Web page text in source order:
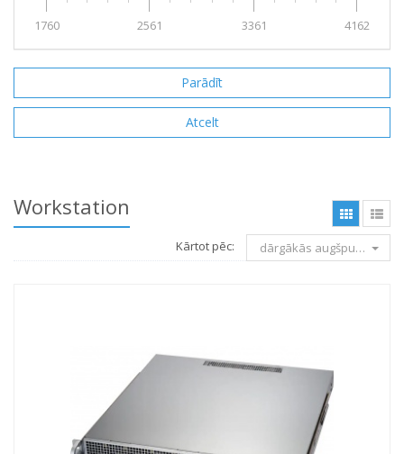
1760 2561 3361 4162
Workstation
Kārtot pēc: dārgākās augšpusē